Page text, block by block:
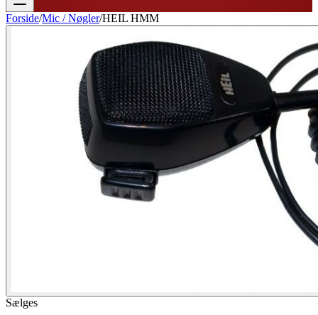
Forside/Mic / Nøgler/HEIL HMM
Sælges